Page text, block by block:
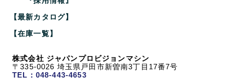
【最新カタログ】
【在庫一覧】
株式会社 ジャパンプロビジョンマシン
〒335-0026 埼玉県戸田市新曽南3丁目17番7号
TEL：048-443-4653